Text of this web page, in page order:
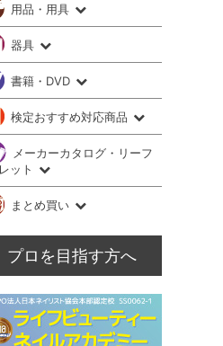
用品・用具
器具
書籍・DVD
検定おすすめ対応商品
メーカーカタログ・リーフ
ット
まとめ買い
プロを目指す方へ